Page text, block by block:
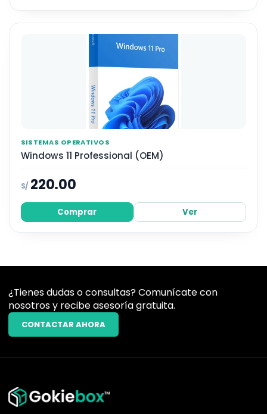
SISTEMAS OPERATIVOS
Windows 11 Professional (OEM)
S/ 220.00
Comprar Ver
¿Tienes dudas o consultas? Comunícate con
nosotros y recibe asesoría gratuita.
CONTACTAR AHORA